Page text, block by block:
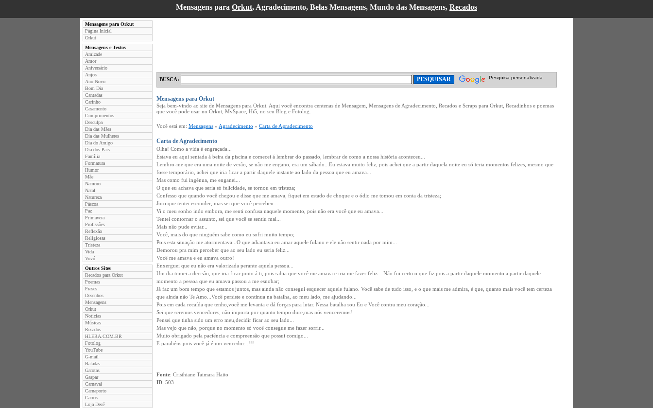
Mensagens para Orkut, Agradecimento, Belas Mensagens, Mundo das Mensagens, Recados
Mensagens para Orkut
Página Inicial
Orkut
Mensagens e Textos
Amizade
Amor
Aniversário
Anjos
Ano Novo
Bom Dia
Cantadas
Carinho
Casamento
Cumprimentos
Desculpa
Dia das Mães
Dia das Mulheres
Dia do Amigo
Dia dos Pais
Família
Formatura
Humor
Mãe
Namoro
Natal
Natureza
Páscoa
Paz
Primavera
Profissões
Reflexão
Religiosas
Tristeza
Vida
Vovó
Outros Sites
Recados para Orkut
Poemas
Frases
Desenhos
Mensagens
Orkut
Noticias
Músicas
Recados
HLERA.COM.BR
Fotolog
YouTube
G-mail
Baladas
Garotas
Gaspar
Carnaval
Carnaporto
Carros
Loja Decé
BUSCA: Pesquisa personalizada
Mensagens para Orkut
Seja bem-vindo ao site de Mensagens para Orkut. Aqui você encontra centenas de Mensagem, Mensagens de Agradecimento, Recados e Scraps para Orkut, Recadinhos e poemas
que você pode usar no Orkut, MySpace, Hi5, no seu Blog e Fotolog.
Você está em: Mensagens » Agradecimento » Carta de Agradecimento
Carta de Agradecimento
Olha! Como a vida é engraçada...
Estava eu aqui sentada á beira da piscina e comecei á lembrar do passado, lembrar de como a nossa história aconteceu...
Lembro-me que era uma noite de verão, se não me engano, era um sábado...Eu estava muito feliz, pois achei que a partir daquela noite eu só teria momentos felizes, mesmo que
fosse temporário, achei que iria ficar a partir daquele instante ao lado da pessoa que eu amava...
Mas como fui ingênua, me enganei...
O que eu achava que seria só felicidade, se tornou em tristeza;
Confesso que quando você chegou e disse que me amava, fiquei em estado de choque e o ódio me tomou em conta da tristeza;
Juro que tentei esconder, mas sei que você percebeu...
Vi o meu sonho indo embora, me senti confusa naquele momento, pois não era você que eu amava...
Tentei contornar o assunto, sei que você se sentiu mal...
Mais não pude evitar...
Você, mais do que ninguém sabe como eu sofri muito tempo;
Pois esta situação me atormentava...O que adiantava eu amar aquele fulano e ele não sentir nada por mim...
Demorou pra mim perceber que ao seu lado eu seria feliz...
Você me amava e eu amava outro!
Enxerguei que eu não era valorizada perante aquela pessoa...
Um dia tomei a decisão, que iria ficar junto á ti, pois sabia que você me amava e iria me fazer feliz... Não foi certo o que fiz pois a partir daquele momento a partir daquele
momento a pessoa que eu amava passou a me esnobar;
Já faz um bom tempo que estamos juntos, mas ainda não consegui esquecer aquele fulano. Você sabe de tudo isso, e o que mais me admira, é que, quanto mais você tem certeza
que ainda não Te Amo...Você persiste e continua na batalha, ao meu lado, me ajudando...
Pois em cada recaída que tenho,você me levanta e dá forças para lutar. Nessa batalha sou Eu e Você contra meu coração...
Sei que seremos vencedores, não importa por quanto tempo dure,mas nós venceremos!
Pensei que tinha sido um erro meu,decidir ficar ao seu lado...
Mas vejo que não, porque no momento só você consegue me fazer sorrir...
Muito obrigado pela paciência e compreensão que possui comigo...
E parabéns pois você já é um vencedor...!!!
Fonte: Cristhiane Taimara Haito
ID: 503